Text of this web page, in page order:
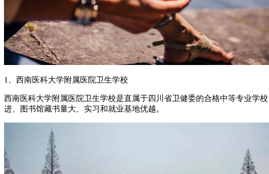
1、西南医科大学附属医院卫生学校
西南医科大学附属医院卫生学校是直属于四川省卫健委的合格中等专业学
进、图书馆藏书量大、实习和就业基地优越。